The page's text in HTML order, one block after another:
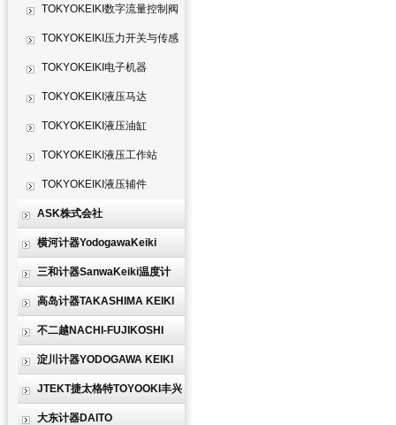
TOKYOKEIKI数字流量控制阀
TOKYOKEIKI压力开关与传感
器 TOKYOKEIKI电子机器
TOKYOKEIKI液压马达
TOKYOKEIKI液压油缸
TOKYOKEIKI液压工作站
TOKYOKEIKI液压辅件
ASK株式会社
横河计器YodogawaKeiki
三和计器SanwaKeiki温度计
高岛计器TAKASHIMA KEIKI
不二越NACHI-FUJIKOSHI
淀川计器YODOGAWA KEIKI
JTEKT捷太格特TOYOOKI丰兴
大东计器DAITO